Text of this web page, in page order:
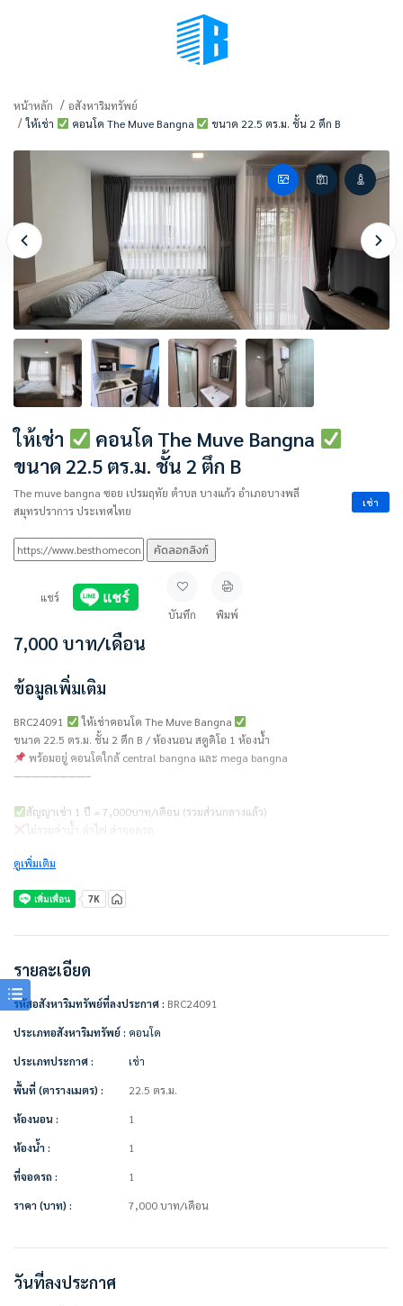
(เลือกมุมมอง)
หน้าหลัก
อสังหาริมทรัพย์
ให้เช่า
คอนโด The Muve Bangna ขนาด 22.5 ตร.ม. ชั้น 2 ตึก B
ให้เช่า
คอนโด The Muve Bangna
ขนาด 22.5 ตร.ม. ชั้น 2 ตึก B
The muve bangna ซอย เปรมฤทัย ตำบล บางแก้ว อำเภอบางพลี
สมุทรปราการ ประเทศไทย
เช่า
คัดลอกลิงก์
แชร์
บันทึก
พิมพ์
7,000 บาท/เดือน
ข้อมูลเพิ่มเติม
BRC24091
ให้เช่าคอนโด The Muve Bangna
ขนาด 22.5 ตร.ม. ชั้น 2 ตึก B / ห้องนอน สตูดิโอ 1 ห้องน้ำ
พร้อมอยู่ คอนโดใกล้ central bangna และ mega bangna
————————–
สัญญาเช่า 1 ปี = 7,000บาท/เดือน (รวมส่วนกลางแล้ว)
ไม่รวมค่าน้ำ ค่าไฟ ค่าจอดรถ
ชำระเงินก่อนเข้าอยู่
– ค่าประกัน 2 เดือน = 14,000บาท
เครื่องใช้ไฟฟ้า/ตกแต่งเฟอร์นิเจอร์พร้อมอยู่
• แอร์
• ทีวี
• ไมโครเวฟ
• เครื่องทำน้ำอุ่น
• เครื่องซักผ้า
• เตียง + ที่นอน
• โต๊ะทำงาน + เก้าอี้
• ตู้เสื้อผ้า
• ผ้าม่าน
• ที่ดูดควัน + เตาไฟฟ้า
ดูเพิ่มเติม
รายละเอียด
รหัสอสังหาริมทรัพย์ที่ลงประกาศ : BRC24091
ประเภทอสังหาริมทรัพย์ : คอนโด
ประเภทประกาศ :
เช่า
พื้นที่ (ตารางเมตร) :
22.5 ตร.ม.
ห้องนอน :
1
ห้องน้ำ :
1
ที่จอดรถ :
1
ราคา (บาท) :
7,000บาท/เดือน
วันที่ลงประกาศ